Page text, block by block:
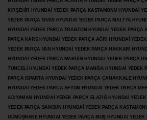
KIRŞEHİR HYUNDAİ YEDEK PARÇA KASTAMONU HYUNDAİ
YEDEK PARÇA SİVAS HYUNDAİ YEDEK PARÇA MALTYA
HYUNDAİ YEDEK PARÇA TRABZON HYUNDAİ YEDEK PARÇA
PARÇA KARS HYUNDAİ YEDEK PARÇA AĞRI HYUNDAİ
YEDEK PARÇA VAN HYUNDAİ YEDEK PARÇA HAKKARİ
HYUNDAİ YEDEK PARÇA MARDİN HYUNDAİ YEDEK PARÇA
TUNCELİ HYUNDAİ YEDEK PARÇA MANİSA HYUNDAİ YEDEK
PARÇA ISPARTA HYUNDAİ YEDEK PARÇA ÇANAKKALE
HYUNDAİ YEDEK PARÇA AFYON HYUNDAİ YEDEK PARÇA
ADIYAMAN HYUNDAİ YEDEK PARÇA ELAZIĞ HYUNDAİ
YEDEK PARÇA SAMSUN HYUNDAİ YEDEK PARÇA
GÜMÜŞHANE HYUNDAİ YEDEK PARÇA MUŞ HYUNDAİ YEDEK